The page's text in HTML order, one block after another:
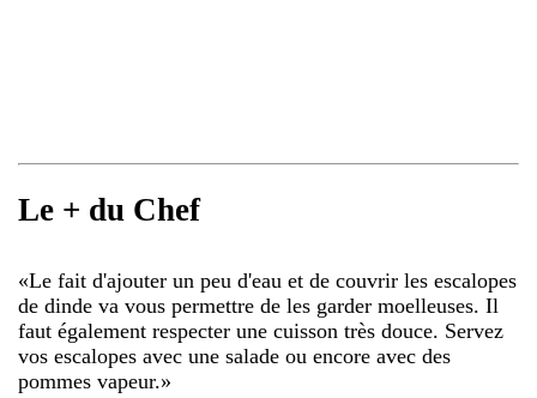
Le + du Chef
«Le fait d'ajouter un peu d'eau et de couvrir les escalopes
de dinde va vous permettre de les garder moelleuses. Il
faut également respecter une cuisson très douce. Servez
vos escalopes avec une salade ou encore avec des
pommes vapeur.»